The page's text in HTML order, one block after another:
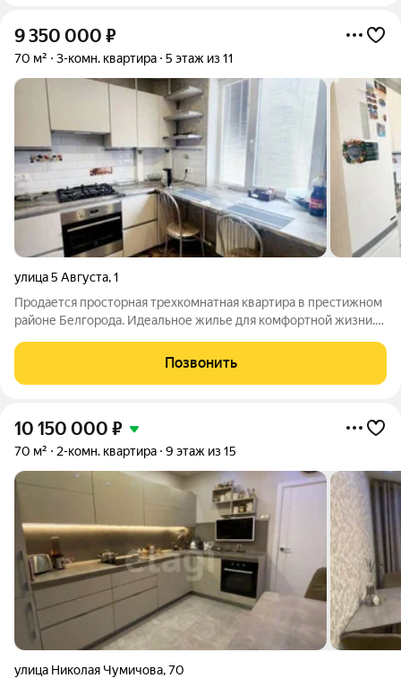
9 350 000 ₽
70 м² 3-комн. квартира 5 этаж из 11
улица 5 Августа,1
Продается просторная трехкомнатная квартира в престижном
районе Белгорода. Идеальное жилье для комфортной жизни.
трехкомнатную квартиру общей площадью 70 кв.м в одном из
самых привлекательных спальных районов
Позвонить
10 150 000 ₽
70 м² 2-комн. квартира 9 этаж из 15
улица Николая Чумичова,70